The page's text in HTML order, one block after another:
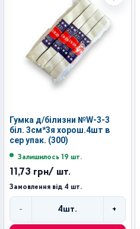
Гумка д/білизни №W-3-3
біл. 3см*3я хорош.4шт в
сер упак. (300)
Залишилось 19 шт.
11,73 грн/ шт.
Замовлення від 4 шт.
- 4шт. +